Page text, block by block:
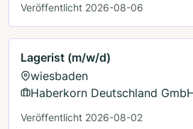
Veröffentlicht 2026-08-06
Lagerist (m/w/d)
wiesbaden
Haberkorn Deutschland
Veröffentlicht 2026-08-02